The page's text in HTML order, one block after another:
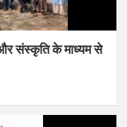
संस्कृति के माध्यम से